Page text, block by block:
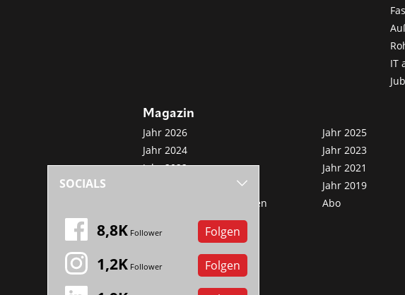
IT
Magazin
Jahr 2026
Jahr 2025
Jahr 2024
Jahr 2023
Jahr 2022
Jahr 2021
Jahr 2019
Sonderveröffentlichungen
Abo
SOCIALS
8,8K Follower Folgen
1,2K Follower Folgen